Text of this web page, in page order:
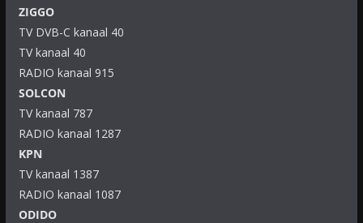
ZIGGO
TV DVB-C kanaal 40
TV kanaal 40
RADIO kanaal 915
SOLCON
TV kanaal 787
RADIO kanaal 1287
KPN
TV kanaal 1387
RADIO kanaal 1087
ODIDO